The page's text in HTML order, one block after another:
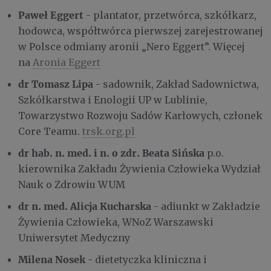
Paweł Eggert - plantator, przetwórca, szkółkarz,
hodowca, współtwórca pierwszej zarejestrowanej
w Polsce odmiany aronii „Nero Eggert”. Więcej
na Aronia Eggert
dr Tomasz Lipa - sadownik, Zakład Sadownictwa,
Szkółkarstwa i Enologii UP w Lublinie,
Towarzystwo Rozwoju Sadów Karłowych, członek
Core Teamu. trsk.org.pl
dr hab. n. med. i n. o zdr. Beata Sińska p.o.
kierownika Zakładu Żywienia Człowieka Wydział
Nauk o Zdrowiu WUM
dr n. med. Alicja Kucharska - adiunkt w Zakładzie
Żywienia Człowieka, WNoZ Warszawski
Uniwersytet Medyczny
Milena Nosek - dietetyczka kliniczna i